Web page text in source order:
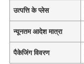
उत्पत्ति के प्लेस
न्यूनतम आदेश मात्रा
पैकेजिंग विवरण